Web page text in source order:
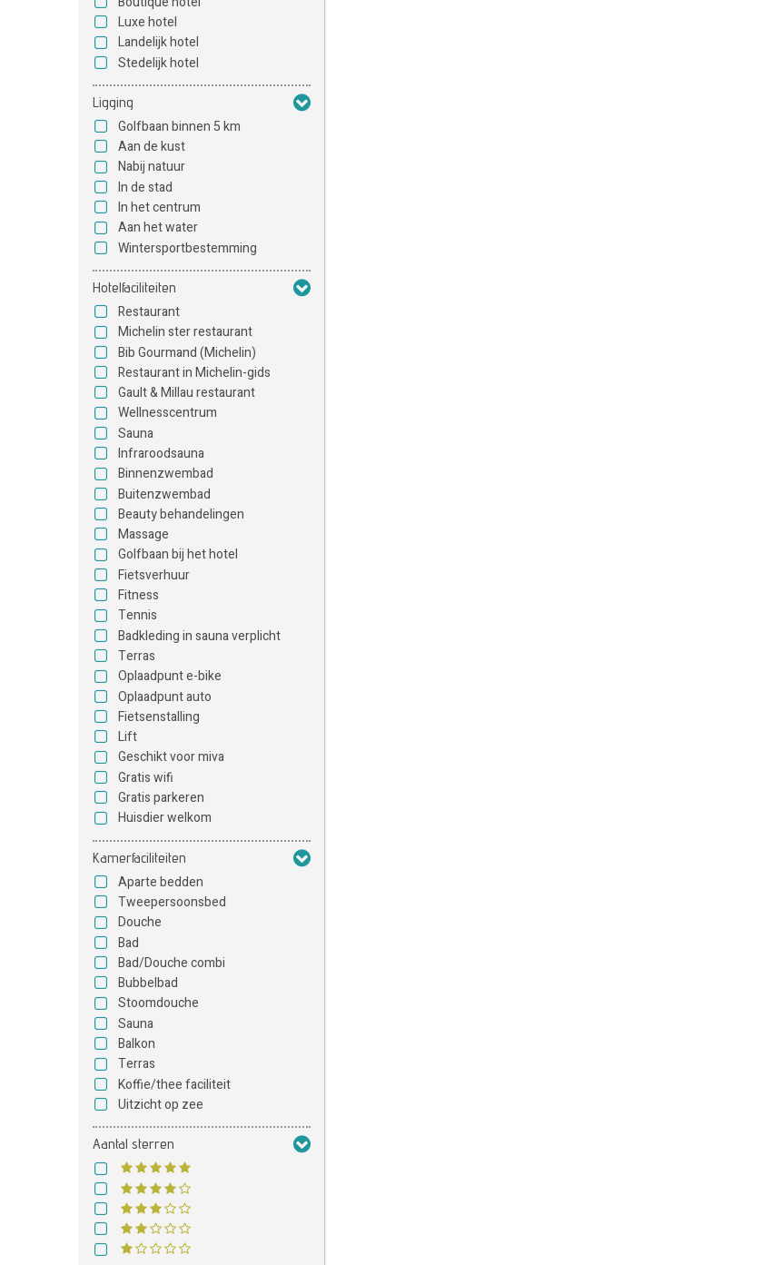
Luxe hotel
Landelijk hotel
Stedelijk hotel
Ligging
Golfbaan binnen 5 km
Aan de kust
Nabij natuur
In de stad
In het centrum
Aan het water
Wintersportbestemming
Hotelfaciliteiten
Restaurant
Michelin ster restaurant
Bib Gourmand (Michelin)
Restaurant in Michelin-gids
Gault & Millau restaurant
Wellnesscentrum
Sauna
Infraroodsauna
Binnenzwembad
Buitenzwembad
Beauty behandelingen
Massage
Golfbaan bij het hotel
Fietsverhuur
Fitness
Tennis
Badkleding in sauna verplicht
Terras
Oplaadpunt e-bike
Oplaadpunt auto
Fietsenstalling
Lift
Geschikt voor miva
Gratis wifi
Gratis parkeren
Huisdier welkom
Kamerfaciliteiten
Aparte bedden
Tweepersoonsbed
Douche
Bad
Bad/Douche combi
Bubbelbad
Stoomdouche
Sauna
Balkon
Terras
Koffie/thee faciliteit
Uitzicht op zee
Aantal sterren